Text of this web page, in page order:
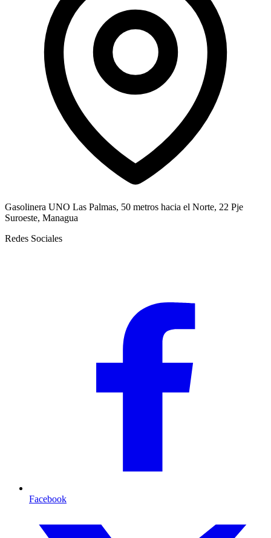
Gasolinera UNO Las Palmas, 50 metros hacia el Norte, 22 Pje
Suroeste, Managua
Redes Sociales
Facebook